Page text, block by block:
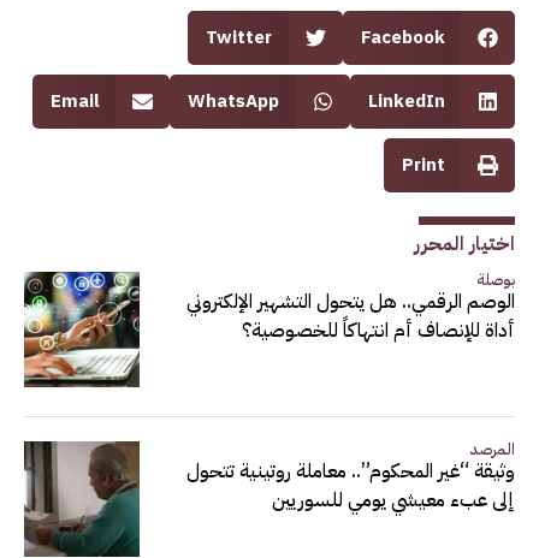
Facebook
Twitter
LinkedIn
WhatsApp
Email
Print
اختيار المحرر
بوصلة
الوصم الرقمي.. هل يتحول التشهير الإلكتروني
أداة للإنصاف أم انتهاكاً للخصوصية؟
المرصد
وثيقة “غير المحكوم”.. معاملة روتينية تتحول
إلى عبء معيشي يومي للسوريين